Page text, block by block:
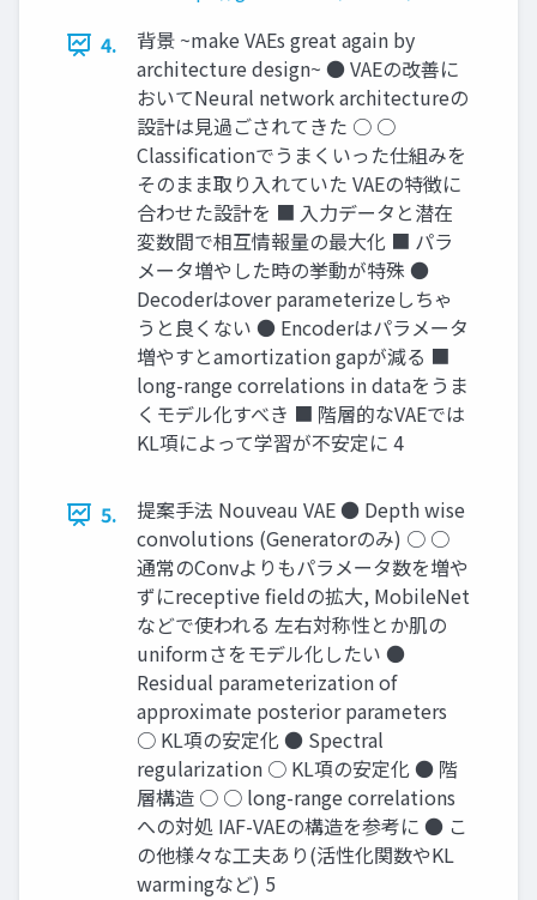
4.
背景 ~make VAEs great again by
architecture design~ ● VAEの改善に
おいてNeural network architectureの
設計は見過ごされてきた ○ ○
Classificationでうまくいった仕組みを
そのまま取り入れていた VAEの特徴に
合わせた設計を ■ 入力データと潜在
変数間で相互情報量の最大化 ■ パラ
メータ増やした時の挙動が特殊 ●
Decoderはover parameterizeしちゃ
うと良くない ● Encoderはパラメータ
増やすとamortization gapが減る ■
long-range correlations in dataをうま
くモデル化すべき ■ 階層的なVAEでは
KL項によって学習が不安定に 4
5.
提案手法 Nouveau VAE ● Depth wise
convolutions (Generatorのみ) ○ ○
通常のConvよりもパラメータ数を増や
ずにreceptive fieldの拡大, MobileNet
などで使われる 左右対称性とか肌の
uniformさをモデル化したい ●
Residual parameterization of
approximate posterior parameters
○ KL項の安定化 ● Spectral
regularization ○ KL項の安定化 ● 階
層構造 ○ ○ long-range correlations
への対処 IAF-VAEの構造を参考に ● こ
の他様々な工夫あり(活性化関数やKL
warmingなど) 5